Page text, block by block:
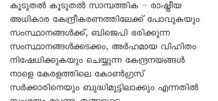
കൂടുതൽ കൂടുതൽ സാമ്പത്തിക – രാഷ്ട്രീയ
അധികാര കേന്ദ്രീകരണത്തിലേക്ക് പോവുകയും
സംസ്ഥാനങ്ങൾക്ക്, ബിജെപി ഭരിക്കുന്ന
സംസ്ഥാനങ്ങൾക്കടക്കം, അർഹമായ വിഹിതം
നിഷേധിക്കുകയും ചെയ്യുന്ന കേന്ദ്രനയങ്ങൾ
നാളെ കേരളത്തിലെ കോൺഗ്രസ്
സർക്കാരിനെയും ബുദ്ധിമുട്ടിലാക്കും എന്നതിൽ